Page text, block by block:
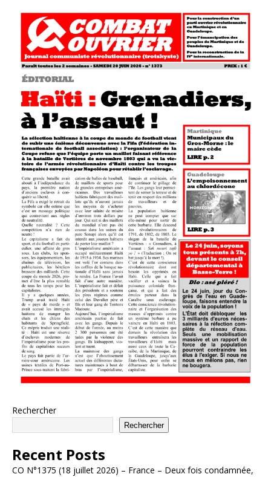
Rechercher
Rechercher
Recent Posts
CO N°1375 (18 juillet 2026) – France – Deux fois condamnée,